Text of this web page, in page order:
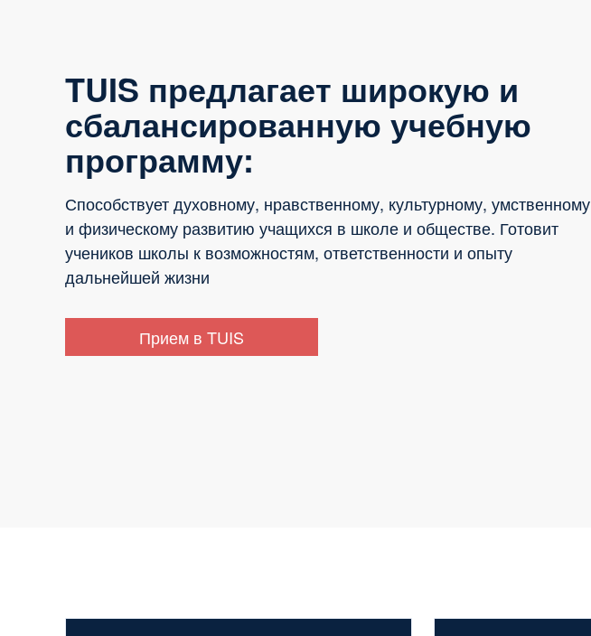
TUIS предлагает широкую и
сбалансированную учебную
программу:
Способствует духовному, нравственному, культурному, умственному
и физическому развитию учащихся в школе и обществе. Готовит
учеников школы к возможностям, ответственности и опыту
дальнейшей жизни
Прием в TUIS